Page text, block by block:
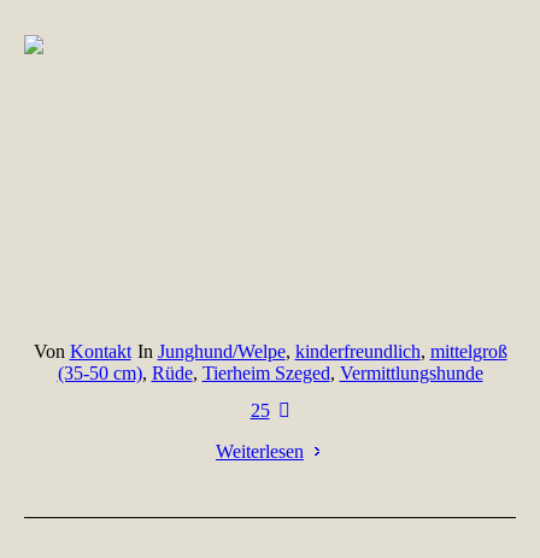
Von Kontakt In Junghund/Welpe, kinderfreundlich, mittelgroß
(35-50 cm), Rüde, Tierheim Szeged, Vermittlungshunde
25
Weiterlesen